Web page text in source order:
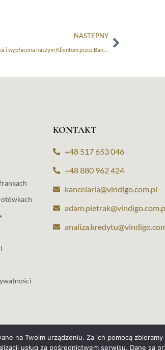
NASTĘPNY
Kwota 943 804,00 zł zasądzona i wypłacona naszym Klientom przez Bank w związku z wygraną sprawą „frankową”!
KONTAKT
+48 517 653 046
+48 880 962 424
kancelaria@vindigo.com.pl
na Twoim urządzeniu. Za ich pomocą
usług za pośrednictwem serwisu. Dane są